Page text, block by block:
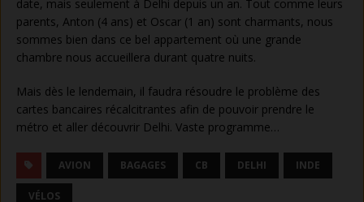
date, mais seulement à Delhi depuis un an. Tout comme leurs
parents, Anton (4 ans) et Oscar (1 an) sont charmants, nous
sommes bien dans ce bel appartement où une grande
chambre nous accueillera durant quatre nuits.
Mais dès le lendemain, il faudra résoudre le problème des
cartes bancaires récalcitrantes afin de pouvoir prendre le
métro et aller découvrir Delhi. Vaste programme…
AVION BAGAGES CB DELHI INDE
VÉLOS